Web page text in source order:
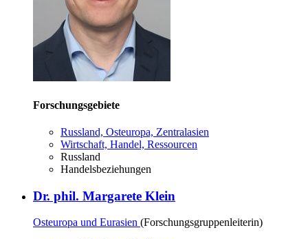
Forschungsgebiete
Russland, Osteuropa, Zentralasien
Wirtschaft, Handel, Ressourcen
Russland
Handelsbeziehungen
Dr. phil. Margarete Klein
Osteuropa und Eurasien (Forschungsgruppenleiterin)